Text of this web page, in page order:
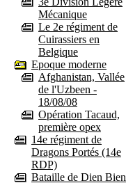
Mécanique
Le 2e régiment de
Cuirassiers en
Belgique
Epoque moderne
Afghanistan, Vallée
de l'Uzbeen -
18/08/08
Opération Tacaud,
première opex
14e régiment de
Dragons Portés (14e
RDP)
Bataille de Dien Bien